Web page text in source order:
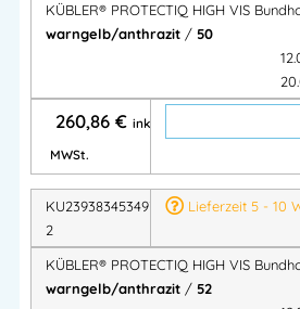
Knies
chutz
Vorgeformt, von unten
hen
2 Seitentaschen • 2
rechte Meterstabtasche mit
linke Schenkeltasche mit
Extra
s
SmartRepair-System •
Belastungspunkte
Pfleg
Industriewäschegeeignet (EN
Farb
KÜBLER® PROTECTIQ HIGH VIS
warngelb/anthrazit/ 50
260,86 € inkl.
MWSt.
KU2393834534975
2
Lieferzeit 5 - 10
KÜBLER® PROTECTIQ HIGH VIS
warngelb/anthrazit/ 52